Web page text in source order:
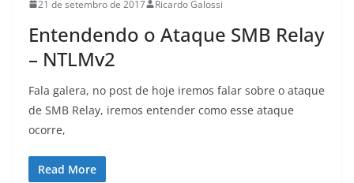
21 de setembro de 2017 Ricardo Galossi
Entendendo o Ataque SMB Relay
– NTLMv2
Fala galera, no post de hoje iremos falar sobre o ataque
de SMB Relay, iremos entender como esse ataque
ocorre,
Read More